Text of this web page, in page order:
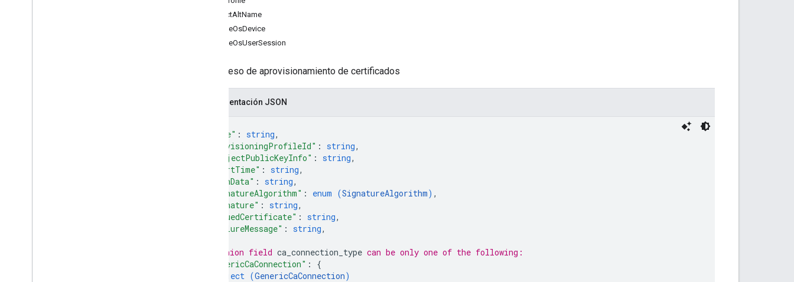
SubjectAltName
ChromeOsDevice
ChromeOsUserSession
Un proceso de aprovisionamiento de certificados
Representación JSON
"name" : string,
"provisioningProfileId" : string,
"subjectPublicKeyInfo" : string,
"startTime" : string,
"signData" : string,
"signatureAlgorithm" : enum (SignatureAlgorithm) ,
"signature" : string,
"issuedCertificate" : string,
"failureMessage" : string,
// Union field ca_connection_type can be only one of the following:
"genericCaConnection" : {
object (GenericCaConnection)